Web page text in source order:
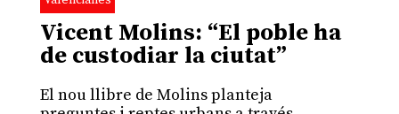
Vicent Molins: “El poble ha
de custodiar la ciutat”
El nou llibre de Molins planteja